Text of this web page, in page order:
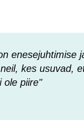
enesejuhtimise
kes usuvad,
ole piire"